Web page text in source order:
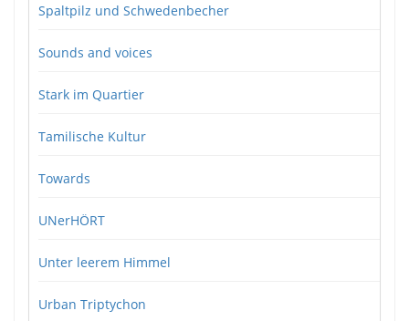
Spaltpilz und Schwedenbecher
Sounds and voices
Stark im Quartier
Tamilische Kultur
Towards
UNerHÖRT
Unter leerem Himmel
Urban Triptychon